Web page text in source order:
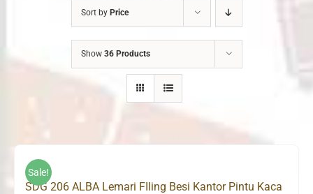
Sort by Price
Show 36 Products
Sale!
SDG 206 ALBA Lemari FIling Besi Kantor Pintu Kaca